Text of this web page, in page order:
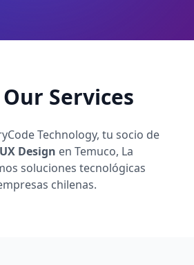
Services
Technology, tu socio de
Design en Temuco, La
soluciones tecnológicas
chilenas.